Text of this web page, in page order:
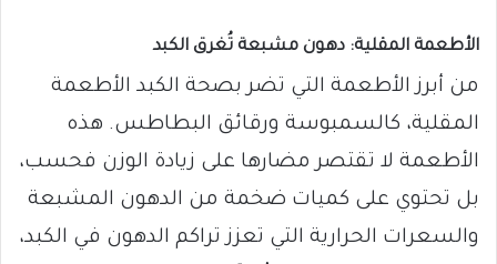
الأطعمة المقلية: دهون مشبعة تُغرق الكبد
من أبرز الأطعمة التي تضر بصحة الكبد الأطعمة
المقلية، كالسمبوسة ورقائق البطاطس. هذه
الأطعمة لا تقتصر مضارها على زيادة الوزن فحسب،
بل تحتوي على كميات ضخمة من الدهون المشبعة
والسعرات الحرارية التي تعزز تراكم الدهون في الكبد،